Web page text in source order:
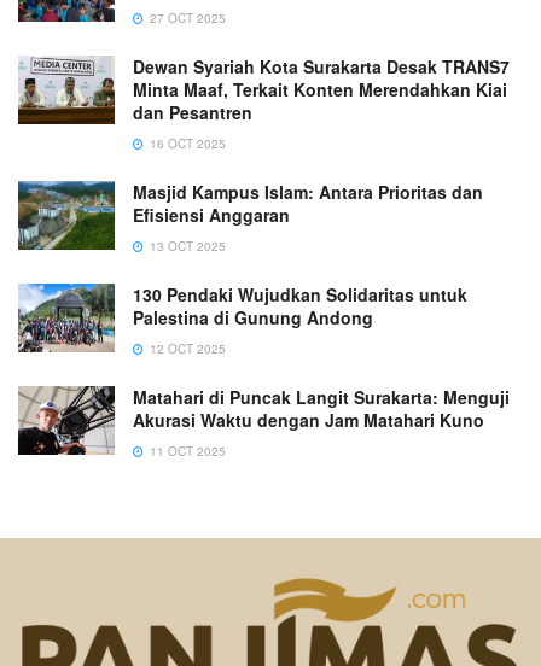
27 OCT 2025
Dewan Syariah Kota Surakarta Desak TRANS7
Minta Maaf, Terkait Konten Merendahkan Kiai
dan Pesantren
16 OCT 2025
Masjid Kampus Islam: Antara Prioritas dan
Efisiensi Anggaran
13 OCT 2025
130 Pendaki Wujudkan Solidaritas untuk
Palestina di Gunung Andong
12 OCT 2025
Matahari di Puncak Langit Surakarta: Menguji
Akurasi Waktu dengan Jam Matahari Kuno
11 OCT 2025